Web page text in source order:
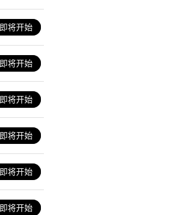
即将开始
即将开始
即将开始
即将开始
即将开始
即将开始